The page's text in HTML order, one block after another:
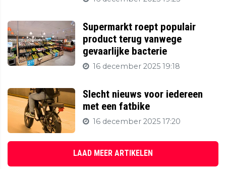
Supermarkt roept populair
product terug vanwege
gevaarlijke bacterie
16 december 2025 19:18
Slecht nieuws voor iedereen
met een fatbike
16 december 2025 17:20
LAAD MEER ARTIKELEN